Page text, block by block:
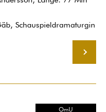
Schauspieldramaturgin
OmU